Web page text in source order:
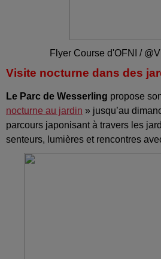
Flyer Course d'OFNI /
Visite nocturne dans des
Le Parc de Wesserling propose
nocturne au jardin » jusqu’au
parcours japonisant à travers les
senteurs, lumières et rencontres